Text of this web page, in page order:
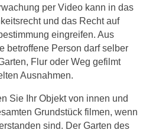
per Video kann in das
und das Recht auf
eingreifen. Aus
betroffene Person darf selber
Flur oder Weg gefilmt
Ausnahmen.
Sie Ihr Objekt von innen und
Grundstück filmen, wenn
sind. Der Garten des